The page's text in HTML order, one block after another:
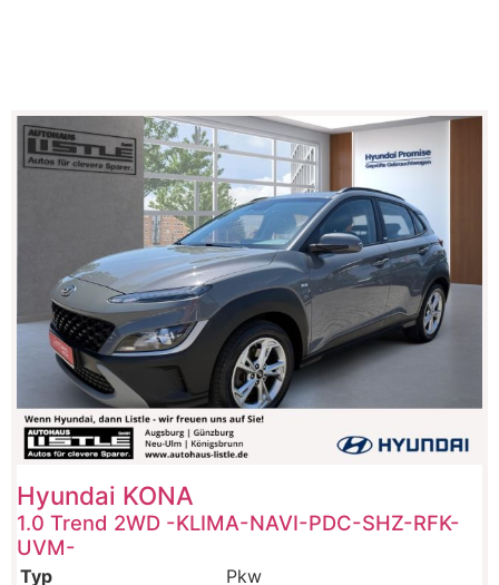
Hyundai KONA
1.0 Trend 2WD -KLIMA-NAVI-PDC-SHZ-RFK-
UVM-
Typ
Pkw